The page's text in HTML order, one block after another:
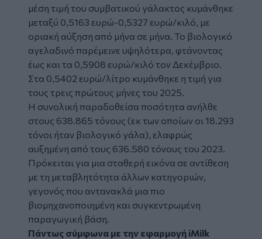
μέση τιμή του συμβατικού γάλακτος κυμάνθηκε
μεταξύ 0,5163 ευρώ-0,5327 ευρώ/κιλό, με
οριακή αύξηση από μήνα σε μήνα. Το βιολογικό
αγελαδινό παρέμεινε υψηλότερα, φτάνοντας
έως και τα 0,5908 ευρώ/κιλό τον Δεκέμβριο.
Στα 0,5402 ευρώ/λίτρο κυμάνθηκε η τιμή για
τους τρεις πρώτους μήνες του 2025.
Η συνολική παραδοθείσα ποσότητα ανήλθε
στους 638.865 τόνους (εκ των οποίων οι 18.293
τόνοι ήταν βιολογικό γάλα), ελαφρώς
αυξημένη από τους 636.580 τόνους του 2023.
Πρόκειται για μια σταθερή εικόνα σε αντίθεση
με τη μεταβλητότητα άλλων κατηγοριών,
γεγονός που αντανακλά μια πιο
βιομηχανοποιημένη και συγκεντρωμένη
παραγωγική βάση.
Πάντως σύμφωνα με την εφαρμογή iMilk